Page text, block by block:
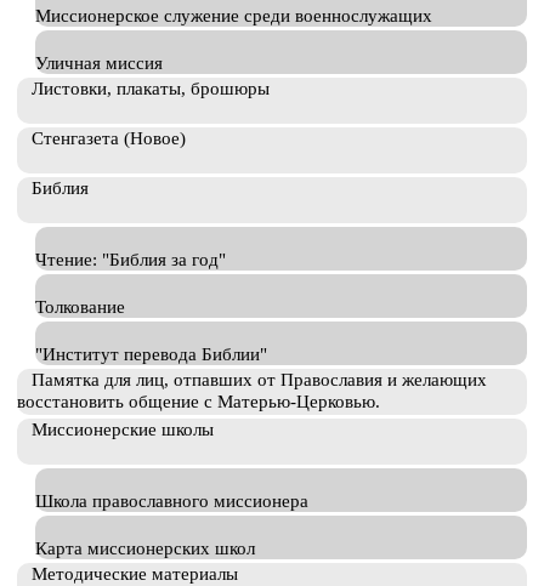
Миссионерское служение среди военнослужащих
Уличная миссия
Листовки, плакаты, брошюры
Стенгазета (Новое)
Библия
Чтение: "Библия за год"
Толкование
"Институт перевода Библии"
Памятка для лиц, отпавших от Православия и желающих
восстановить общение с Матерью-Церковью.
Миссионерские школы
Школа православного миссионера
Карта миссионерских школ
Методические материалы